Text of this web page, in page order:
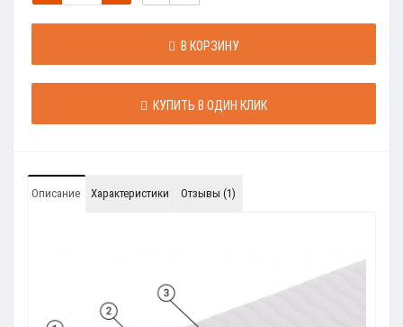
В КОРЗИНУ
КУПИТЬ В ОДИН КЛИК
Описание Характеристики Отзывы (1)